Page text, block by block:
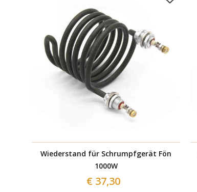
Wiederstand für Schrumpfgerät Fön
1000W
€ 37,30